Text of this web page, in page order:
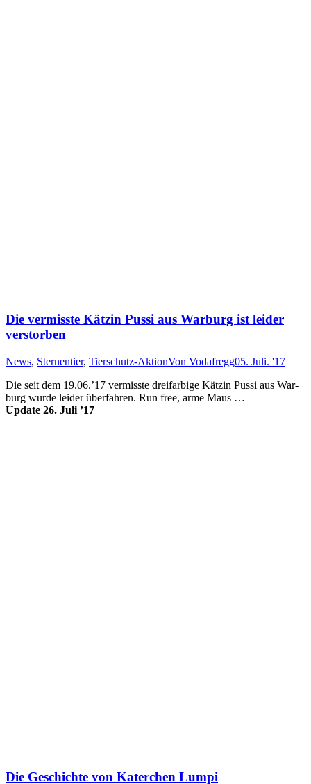
Die vermisste Kätzin Pussi aus Warburg ist leider
verstorben
News, Sternentier, Tierschutz-AktionVon Vodafregg05. Juli. '17
Die seit dem 19.06.’17 ver­miss­te drei­far­bi­ge Kätz­in Pussi aus War­
burg wur­de lei­der über­fahr­en. Run free, ar­me Maus …
Update 26. Juli ’17
Die Geschichte von Katerchen Lumpi